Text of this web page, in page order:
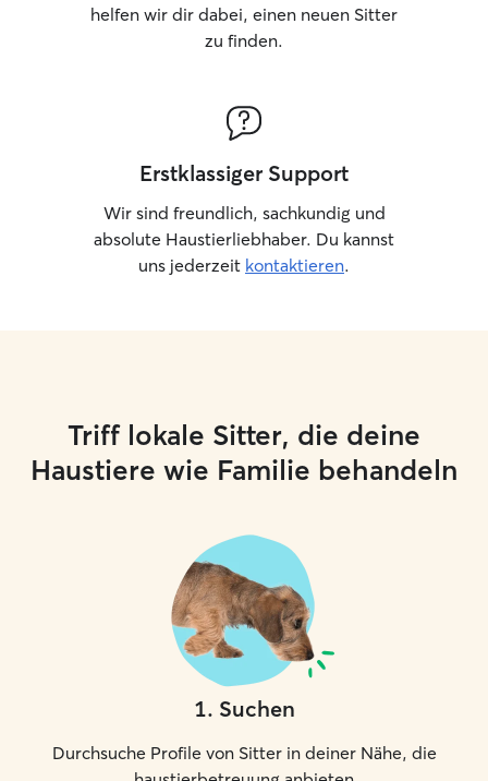
helfen wir dir dabei, einen neuen Sitter
zu finden.
Erstklassiger Support
Wir sind freundlich, sachkundig und
absolute Haustierliebhaber. Du kannst
uns jederzeit kontaktieren.
Triff lokale Sitter, die deine
Haustiere wie Familie behandeln
1. Suchen
Durchsuche Profile von Sitter in deiner Nähe, die